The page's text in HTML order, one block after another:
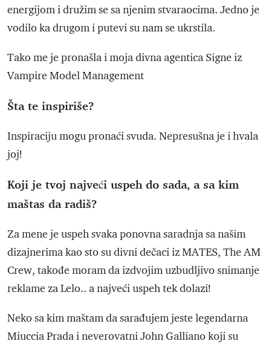
energijom i družim se sa njenim stvaraocima. Jedno je
vodilo ka drugom i putevi su nam se ukrstila.
Tako me je pronašla i moja divna agentica Signe iz
Vampire Model Management
Šta te inspiriše?
Inspiraciju mogu pronaći svuda. Nepresušna je i hvala
joj!
Koji je tvoj najveći uspeh do sada, a sa kim
maštas da radiš?
Za mene je uspeh svaka ponovna saradnja sa našim
dizajnerima kao sto su divni dečaci iz MATES, The AM
Crew, takođe moram da izdvojim uzbudljivo snimanje
reklame za Lelo.. a najveći uspeh tek dolazi!
Neko sa kim maštam da sarađujem jeste legendarna
Miuccia Prada i neverovatni John Galliano koji su